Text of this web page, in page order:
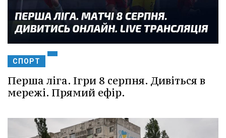
СПОРТ
Перша ліга. Ігри 8 серпня. Дивіться в
мережі. Прямий ефір.